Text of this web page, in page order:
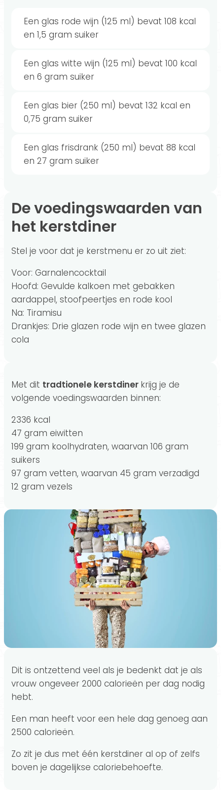
Een glas rode wijn (125 ml) bevat 108 kcal
en 1,5 gram suiker
Een glas witte wijn (125 ml) bevat 100 kcal
en 6 gram suiker
Een glas bier (250 ml) bevat 132 kcal en
0,75 gram suiker
Een glas frisdrank (250 ml) bevat 88 kcal
en 27 gram suiker
De voedingswaarden van
het kerstdiner
Stel je voor dat je kerstmenu er zo uit ziet:
Voor: Garnalencocktail
Hoofd: Gevulde kalkoen met gebakken
aardappel, stoofpeertjes en rode kool
Na: Tiramisu
Drankjes: Drie glazen rode wijn en twee glazen
cola
Met dit tradtionele kerstdiner krijg je de
volgende voedingswaarden binnen:
2336 kcal
47 gram eiwitten
199 gram koolhydraten, waarvan 106 gram
suikers
97 gram vetten, waarvan 45 gram verzadigd
12 gram vezels
Dit is ontzettend veel als je bedenkt dat je als
vrouw ongeveer 2000 calorieën per dag nodig
hebt.
Een man heeft voor een hele dag genoeg aan
2500 calorieën.
Zo zit je dus met één kerstdiner al op of zelfs
boven je dagelijkse caloriebehoefte.